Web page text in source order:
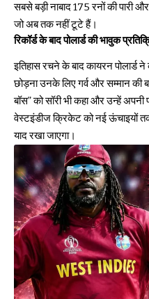
सबसे बड़ी नाबाद 175 रनों की पारी
जो अब तक नहीं टूटे हैं।
रिकॉर्ड के बाद पोलार्ड की भावुक
इतिहास रचने के बाद कायरन पोलार्ड
छोड़ना उनके लिए गर्व और सम्मान की
बॉस” को सॉरी भी कहा और उन्हें अपनी
वेस्टइंडीज क्रिकेट को नई ऊंचाइयों
याद रखा जाएगा।